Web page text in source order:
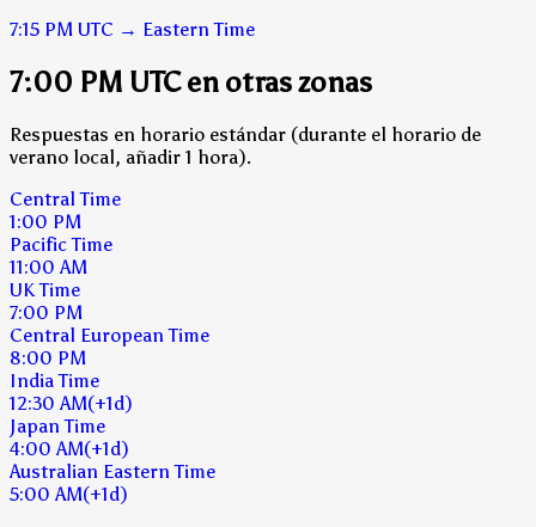
7:15 PM UTC → Eastern Time
7:00 PM UTC en otras zonas
Respuestas en horario estándar (durante el horario de
verano local, añadir 1 hora).
Central Time
1:00 PM
Pacific Time
11:00 AM
UK Time
7:00 PM
Central European Time
8:00 PM
India Time
12:30 AM(+1d)
Japan Time
4:00 AM(+1d)
Australian Eastern Time
5:00 AM(+1d)